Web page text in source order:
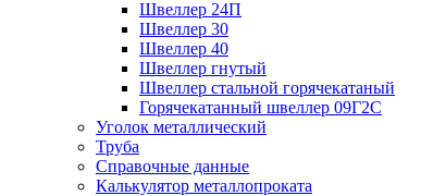
Швеллер 24П
Швеллер 30
Швеллер 40
Швеллер гнутый
Швеллер стальной горячекатаный
Горячекатанный швеллер 09Г2С
Уголок металлический
Труба
Справочные данные
Калькулятор металлопроката